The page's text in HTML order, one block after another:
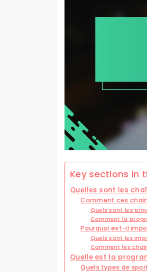
Key sections in
Quelles sont les
Comment ces
Quels sont les
Comment la
Pourquoi est-il
Quels sont les
Comment les
Quelle est la
Quels types de